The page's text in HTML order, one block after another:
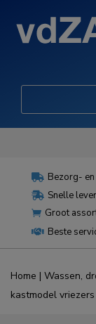
 Bezorg-
 Snelle
 Groot
 Beste
Home | Wassen,
kastmodel vriezers